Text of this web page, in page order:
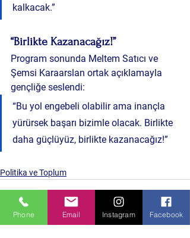
kalkacak.”
“Birlikte Kazanacağız!”
Program sonunda Meltem Satıcı ve
Şemsi Karaarslan ortak açıklamayla
gençliğe seslendi:
“Bu yol engebeli olabilir ama inançla
yürürsek başarı bizimle olacak. Birlikte
daha güçlüyüz, birlikte kazanacağız!”
Politika ve Toplum
Phone Email Instagram Facebook